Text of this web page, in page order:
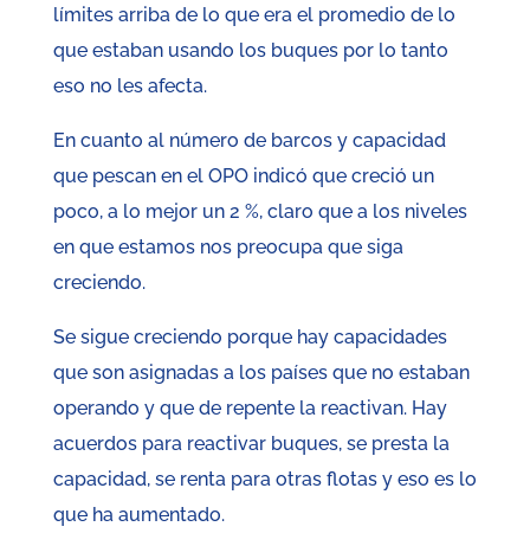
límites arriba de lo que era el promedio de lo
que estaban usando los buques por lo tanto
eso no les afecta.
En cuanto al número de barcos y capacidad
que pescan en el OPO indicó que creció un
poco, a lo mejor un 2 %, claro que a los niveles
en que estamos nos preocupa que siga
creciendo.
Se sigue creciendo porque hay capacidades
que son asignadas a los países que no estaban
operando y que de repente la reactivan. Hay
acuerdos para reactivar buques, se presta la
capacidad, se renta para otras flotas y eso es lo
que ha aumentado.